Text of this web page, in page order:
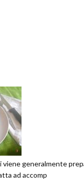
viene generalmente
ad accomp